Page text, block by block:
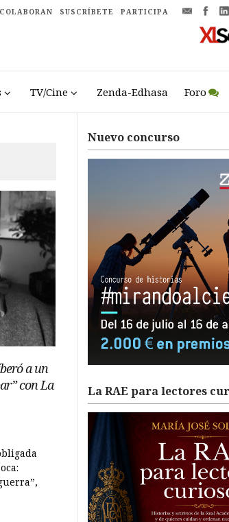
COLABORAN SUSCRÍBETE PARTICIPA
TV/Cine Zenda-Edhasa Foro
a un
con La
Nuevo concurso
La RAE para lectores